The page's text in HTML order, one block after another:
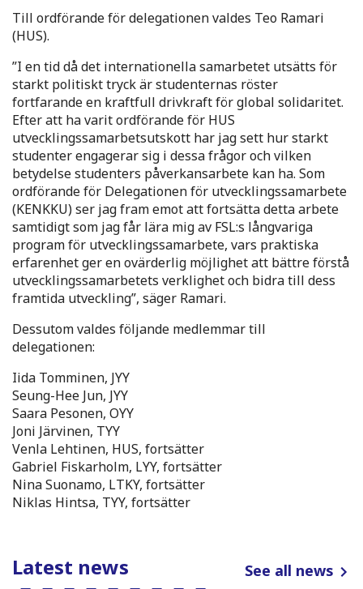
Till ordförande för delegationen valdes Teo Ramari
(HUS).
”I en tid då det internationella samarbetet utsätts för
starkt politiskt tryck är studenternas röster
fortfarande en kraftfull drivkraft för global solidaritet.
Efter att ha varit ordförande för HUS
utvecklingssamarbetsutskott har jag sett hur starkt
studenter engagerar sig i dessa frågor och vilken
betydelse studenters påverkansarbete kan ha. Som
ordförande för Delegationen för utvecklingssamarbete
(KENKKU) ser jag fram emot att fortsätta detta arbete
samtidigt som jag får lära mig av FSL:s långvariga
program för utvecklingssamarbete, vars praktiska
erfarenhet ger en ovärderlig möjlighet att bättre förstå
utvecklingssamarbetets verklighet och bidra till dess
framtida utveckling”, säger Ramari.
Dessutom valdes följande medlemmar till
delegationen:
Iida Tomminen, JYY
Seung-Hee Jun, JYY
Saara Pesonen, OYY
Joni Järvinen, TYY
Venla Lehtinen, HUS, fortsätter
Gabriel Fiskarholm, LYY, fortsätter
Nina Suonamo, LTKY, fortsätter
Niklas Hintsa, TYY, fortsätter
Latest news See all news